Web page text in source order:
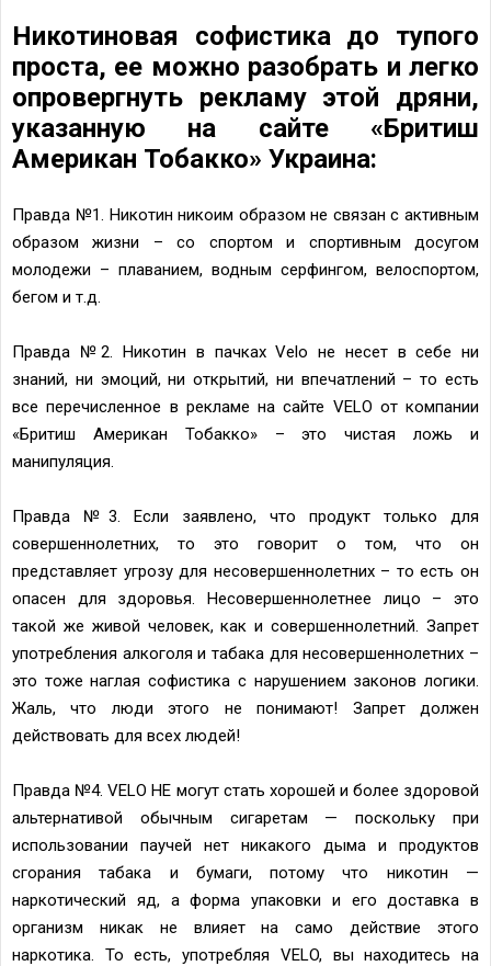
Никотиновая софистика до тупого
проста, ее можно разобрать и легко
опровергнуть рекламу этой дряни,
указанную на сайте «Бритиш
Американ Тобакко» Украина:
Правда №1. Никотин никоим образом не связан с активным
образом жизни – со спортом и спортивным досугом
молодежи – плаванием, водным серфингом, велоспортом,
бегом и т.д.
Правда №2. Никотин в пачках Velo не несет в себе ни
знаний, ни эмоций, ни открытий, ни впечатлений – то есть
все перечисленное в рекламе на сайте VELO от компании
«Бритиш Американ Тобакко» – это чистая ложь и
манипуляция.
Правда №3. Если заявлено, что продукт только для
совершеннолетних, то это говорит о том, что он
представляет угрозу для несовершеннолетних – то есть он
опасен для здоровья. Несовершеннолетнее лицо – это
такой же живой человек, как и совершеннолетний. Запрет
употребления алкоголя и табака для несовершеннолетних –
это тоже наглая софистика с нарушением законов логики.
Жаль, что люди этого не понимают! Запрет должен
действовать для всех людей!
Правда №4. VELO НЕ могут стать хорошей и более здоровой
альтернативой обычным сигаретам — поскольку при
использовании паучей нет никакого дыма и продуктов
сгорания табака и бумаги, потому что никотин —
наркотический яд, а форма упаковки и его доставка в
организм никак не влияет на само действие этого
наркотика. То есть, употребляя VELO, вы находитесь на